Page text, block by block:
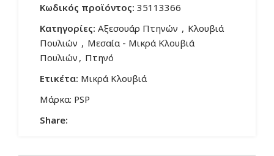
Κωδικός προϊόντος: 35113366
Κατηγορίες: Αξεσουάρ Πτηνών , Κλουβιά
Πουλιών , Μεσαία - Μικρά Κλουβιά
Πουλιών , Πτηνό
Ετικέτα: Μικρά Κλουβιά
Μάρκα: PSP
Share: